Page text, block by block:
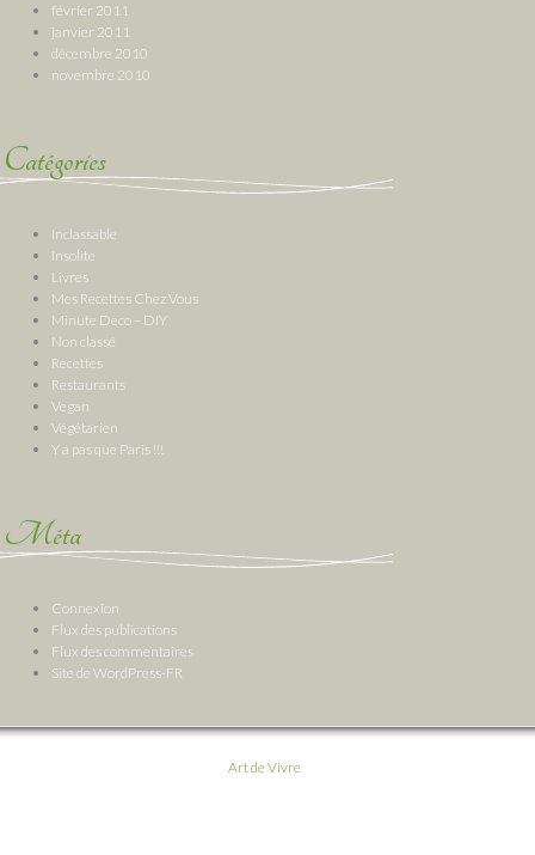
février 2011
janvier 2011
décembre 2010
novembre 2010
Catégories
Inclassable
Insolite
Livres
Mes Recettes Chez Vous
Minute Deco – DIY
Non classé
Recettes
Restaurants
Vegan
Végétarien
Y a pas que Paris !!!
Méta
Connexion
Flux des publications
Flux des commentaires
Site de WordPress-FR
Art de Vivre